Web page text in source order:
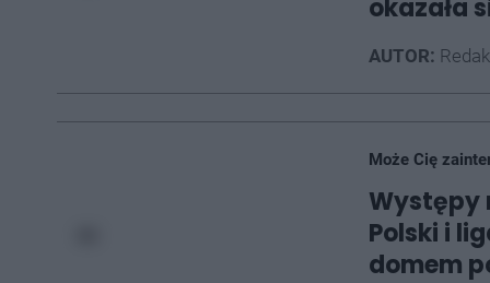
okazała
AUTOR:
Może Cię
Występy
Polski i
domem